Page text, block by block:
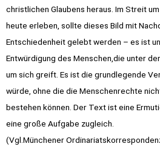
christlichen Glau­bens heraus. Im Streit
heute erleben, sollte dieses Bild mit
Entschiedenheit gelebt werden – es ist
Entwürdigung des Menschen,die unter
um sich greift. Es ist die grundlegende
würde, ohne die die Menschenrechte
bestehen können. Der Text ist eine
eine große Aufgabe zugleich.
(Vgl.Münchener